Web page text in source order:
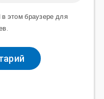
этом браузере для